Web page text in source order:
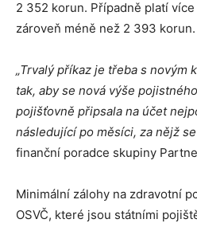
2 352 korun. Případně platí
zároveň méně než 2 393 korun.
„Trvalý příkaz je třeba s novým
tak, aby se nová výše
pojišťovně připsala na účet
následující po měsíci, za nějž
finanční poradce skupiny
Minimální zálohy na zdravotní
OSVČ, které jsou státními